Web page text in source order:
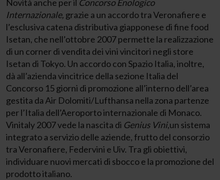
Novità anche per il Concorso Enologico
Internazionale, grazie a un accordo tra Veronafiere e
l’esclusiva catena distributiva giapponese di fine food
Isetan, che nell’ottobre 2007 permette la realizzazione
di un corner di vendita dei vini vincitori negli store
Isetan di Tokyo. Un accordo con Spazio Italia, inoltre,
dà all’azienda vincitrice della sezione Italia del
Concorso 15 giorni di promozione all’interno dell’area
gestita da Air Dolomiti/Lufthansa nella zona partenze
per l’Italia dell’Aeroporto internazionale di Monaco.
Vinitaly 2007 vede la nascita di Genius Vini,un sistema
integrato a servizio delle aziende, frutto del consorzio
tra Veronafiere, Federvini e Uiv. Tra gli obiettivi,
individuare nuovi mercati di sbocco e la promozione del
prodotto italiano.